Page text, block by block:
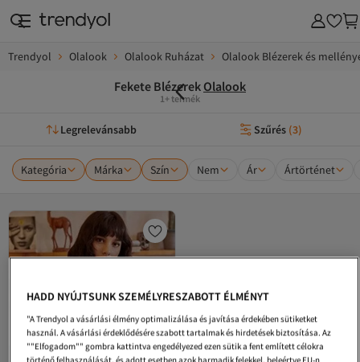
Trendyol Olalook Olalook Ruházat Olalook Blézerek és
Fekete Blézerek Olalook
1+ termék
Legrelevánsabb Szűrés (3)
Kategória Márka Szín Nem Ár Ártörténet
HADD NYÚJTSUNK SZEMÉLYRESZABOTT ÉLMÉNYT
"A Trendyol a vásárlási élmény optimalizálása és javítása érdekében sütiketket
használ. A vásárlási érdeklődésére szabott tartalmak és hirdetések biztosítása. Az
""Elfogadom"" gombra kattintva engedélyezed ezen sütik a fent említett célokra
történő felhasználását, és adott esetben azok harmadik felekkel, beleértve EU-n